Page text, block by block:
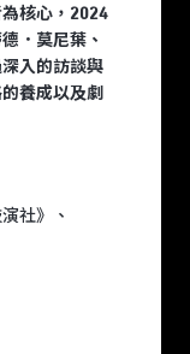
為核心，2024
．莫尼葉、
入的訪談與
養成以及劇
社》
、